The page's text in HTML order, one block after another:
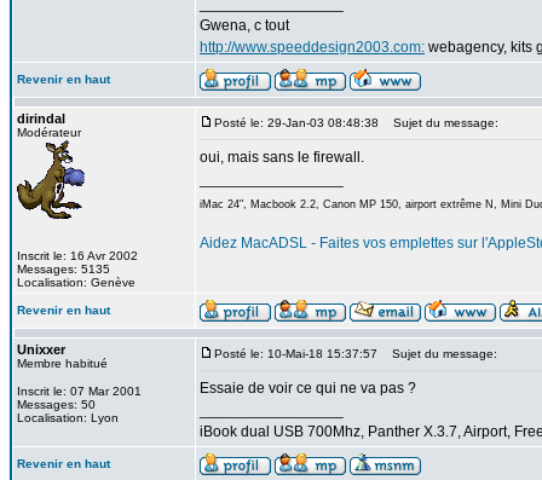
Gwena, c tout
http://www.speeddesign2003.com: webagency, kits
Revenir en haut
dirindal
Modérateur
Inscrit le: 16 Avr 2002
Messages: 5135
Localisation: Genève
Posté le: 29-Jan-03 08:48:38 Sujet du message:
oui, mais sans le firewall.
iMac 24", Macbook 2.2, Canon MP 150, airport extrême N, Mini
Aidez MacADSL - Faites vos emplettes sur
Revenir en haut
Unixxer
Membre habitué
Inscrit le: 07 Mar 2001
Messages: 50
Localisation: Lyon
Posté le: 10-Mai-18 15:37:57 Sujet du message:
Essaie de voir ce qui ne va pas ?
iBook dual USB 700Mhz, Panther X.3.7, Airport,
Revenir en haut